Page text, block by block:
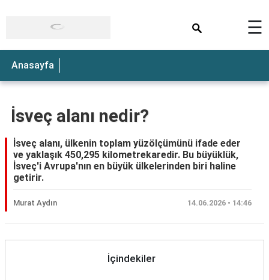
☰
Anasayfa
İsveç alanı nedir?
İsveç alanı, ülkenin toplam yüzölçümünü ifade eder
ve yaklaşık 450,295 kilometrekaredir. Bu büyüklük,
İsveç'i Avrupa'nın en büyük ülkelerinden biri haline
getirir.
Murat Aydın 14.06.2026 • 14:46
İçindekiler